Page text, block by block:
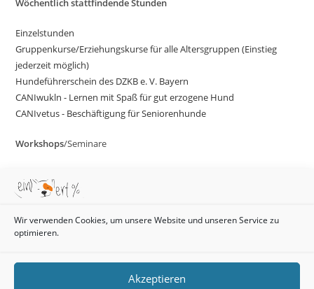
Wir verwenden Cookies, um unsere Website und unseren Service zu
optimieren.
Akzeptieren
Wöchentlich stattfindende Stunden
Einzelstunden
Gruppenkurse/Erziehungskurse für alle Altersgruppen (Einstieg
jederzeit möglich)
Hundeführerschein des DZKB e. V. Bayern
CANIwukln - Lernen mit Spaß für gut erzogene Hund
CANIvetus - Beschäftigung für Seniorenhunde
Workshops/Seminare
CANInatur - anspruchsvolle Spaziergänge
CANIclick - Clickern
CANIkompass - Grundlagen der Kommunikation